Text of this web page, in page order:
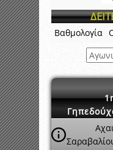
Βαθμολογία